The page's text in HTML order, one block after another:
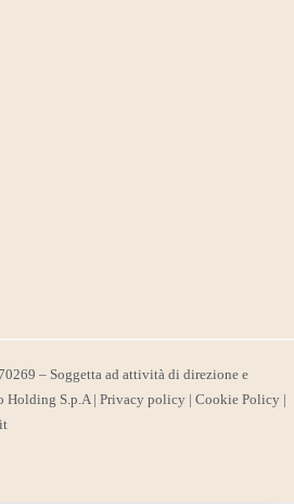
– Soggetta ad attività di direzione e
Holding S.p.A | Privacy policy | Cookie Policy |